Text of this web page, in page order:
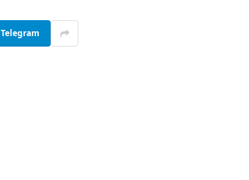
Telegram